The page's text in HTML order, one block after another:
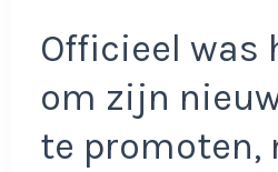
Officieel was
om zijn
te promoten,